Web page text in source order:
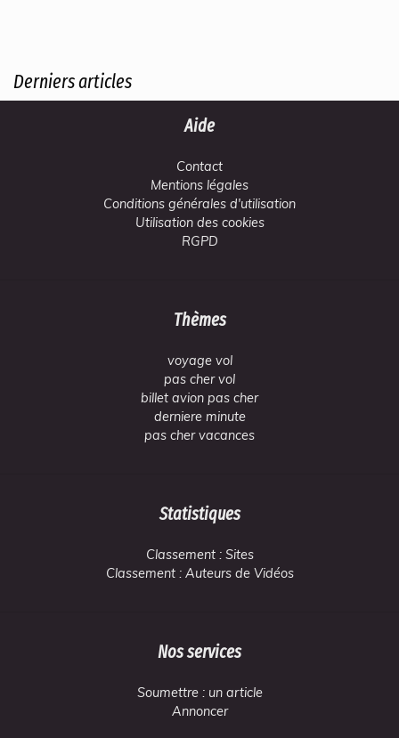
Derniers articles
Aide
Contact
Mentions légales
Conditions générales d'utilisation
Utilisation des cookies
RGPD
Thèmes
voyage vol
pas cher vol
billet avion pas cher
derniere minute
pas cher vacances
Statistiques
Classement : Sites
Classement : Auteurs de Vidéos
Nos services
Soumettre : un article
Annoncer